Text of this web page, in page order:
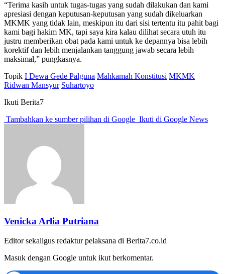
“Terima kasih untuk tugas-tugas yang sudah dilakukan dan kami
apresiasi dengan keputusan-keputusan yang sudah dikeluarkan
MKMK yang tidak lain, meskipun itu dari sisi tertentu itu pahit bagi
kami bagi hakim MK, tapi saya kira kalau dilihat secara utuh itu
justru memberikan obat pada kami untuk ke depannya bisa lebih
korektif dan lebih menjalankan tanggung jawab secara lebih
maksimal,” pungkasnya.
Topik I Dewa Gede Palguna Mahkamah Konstitusi MKMK
Ridwan Mansyur Suhartoyo
Ikuti Berita7
Tambahkan ke sumber pilihan di Google Ikuti di Google News
Venicka Arlia Putriana
Editor sekaligus redaktur pelaksana di Berita7.co.id
Masuk dengan Google untuk ikut berkomentar.